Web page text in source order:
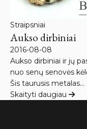
Straipsniai
Aukso dirbiniai
2016-08-08
Aukso dirbiniai ir jų
nuo senų senovės
Šis taurusis metalas…
Skaityti daugiau